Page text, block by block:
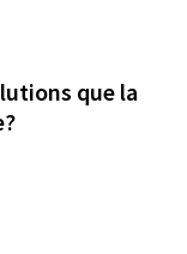
que la